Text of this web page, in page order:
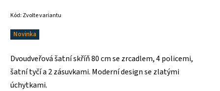
Kód: Zvolte variantu
Novinka
Dvoudveřová šatní skříň 80 cm se zrcadlem, 4 policemi,
šatní tyčí a 2 zásuvkami. Moderní design se zlatými
úchytkami.